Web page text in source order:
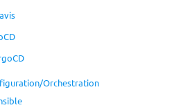
Orchestration